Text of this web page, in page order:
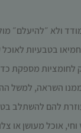
ולא ״להיעלם״
בטבעיות
לחומציות
השראה, למשל
להם להשתלב
אוכל מעושן או